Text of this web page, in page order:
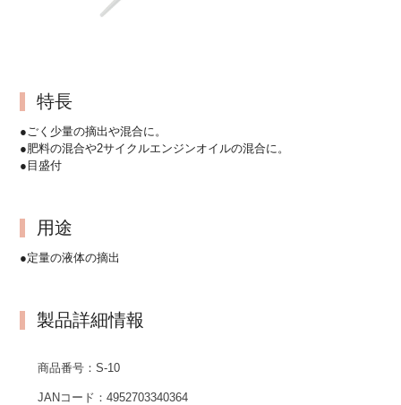
特長
●ごく少量の摘出や混合に。
●肥料の混合や2サイクルエンジンオイルの混合に。
●目盛付
用途
●定量の液体の摘出
製品詳細情報
商品番号：S-10
JANコード：4952703340364